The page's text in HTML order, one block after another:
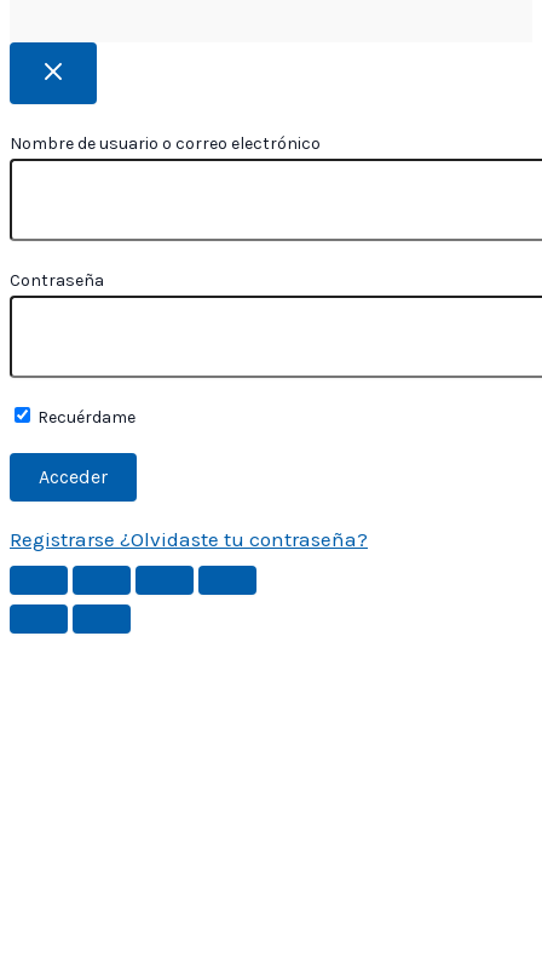
Nombre de usuario o correo electrónico
Contraseña
Recuérdame
Registrarse ¿Olvidaste tu contraseña?